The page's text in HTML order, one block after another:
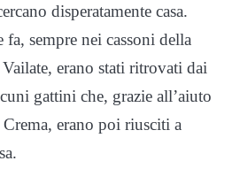
disperatamente casa.
sempre nei cassoni della
erano stati ritrovati dai
gattini che, grazie all’aiuto
erano poi riusciti a